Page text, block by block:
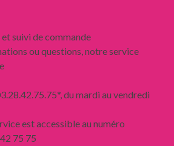
suivi de commande
ou questions, notre service
du mardi au vendredi
est accessible au numéro
75 75